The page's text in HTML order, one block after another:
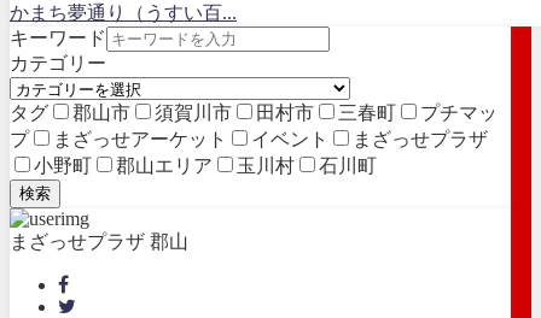
かまち夢通り（うすい百...
キーワード
カテゴリー
タグ 郡山市 須賀川市 田村市 三春町
プチマッ
プ
まざっせアーケット イベント
まざっせプラザ
小野町
郡山エリア 玉川村 石川町
検索
まざっせプラザ 郡山